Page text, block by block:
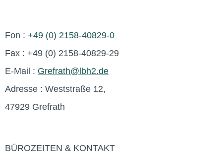
Fon : +49 (0) 2158-40829-0
Fax : +49 (0) 2158-40829-29
E-Mail : Grefrath@lbh2.de
Adresse : Weststraße 12,
47929 Grefrath
BÜROZEITEN & KONTAKT